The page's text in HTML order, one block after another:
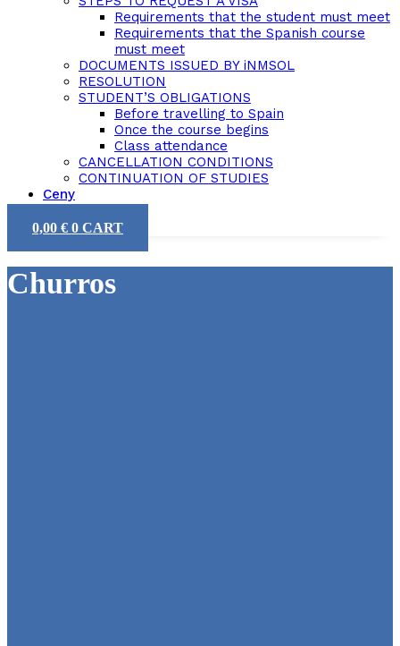
Requirements that the student must meet
Requirements that the Spanish course
must meet
DOCUMENTS ISSUED BY iNMSOL
RESOLUTION
STUDENT’S OBLIGATIONS
Before travelling to Spain
Once the course begins
Class attendance
CANCELLATION CONDITIONS
CONTINUATION OF STUDIES
Ceny
0,00 € 0 CART
Churros